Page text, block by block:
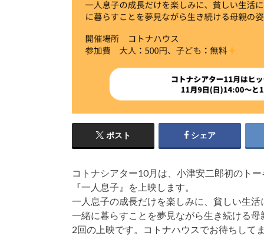
ポスト シェア
コトナシアター10月は、小津安二郎初のト
『一人息子』を上映します。
一人息子の成長だけを楽しみに、貧しい生
一緒に暮らすことを夢見ながら生き続ける母
2回の上映です。コトナハウスでお待ちしてま